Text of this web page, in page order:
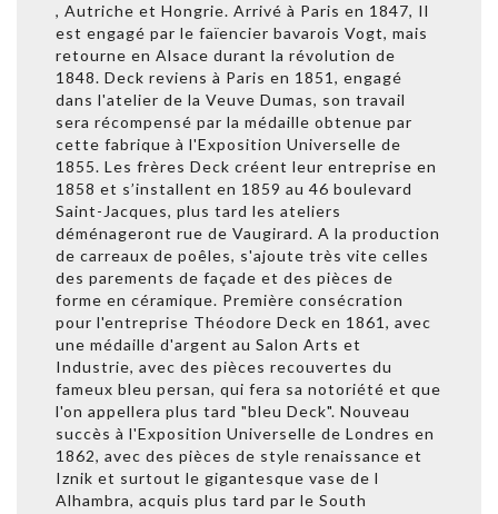
, Autriche et Hongrie. Arrivé à Paris en 1847, Il
est engagé par le faïencier bavarois Vogt, mais
retourne en Alsace durant la révolution de
1848. Deck reviens à Paris en 1851, engagé
dans l'atelier de la Veuve Dumas, son travail
sera récompensé par la médaille obtenue par
cette fabrique à l'Exposition Universelle de
1855. Les frères Deck créent leur entreprise en
1858 et s’installent en 1859 au 46 boulevard
Saint-Jacques, plus tard les ateliers
déménageront rue de Vaugirard. A la production
de carreaux de poêles, s'ajoute très vite celles
des parements de façade et des pièces de
forme en céramique. Première consécration
pour l'entreprise Théodore Deck en 1861, avec
une médaille d'argent au Salon Arts et
Industrie, avec des pièces recouvertes du
fameux bleu persan, qui fera sa notoriété et que
l'on appellera plus tard "bleu Deck". Nouveau
succès à l'Exposition Universelle de Londres en
1862, avec des pièces de style renaissance et
Iznik et surtout le gigantesque vase de l
Alhambra, acquis plus tard par le South